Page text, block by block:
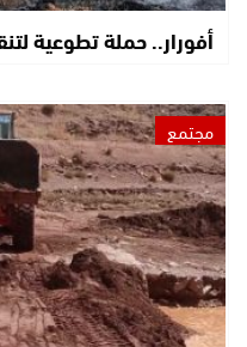
أفورار.. حملة تطوعية
مجتمع